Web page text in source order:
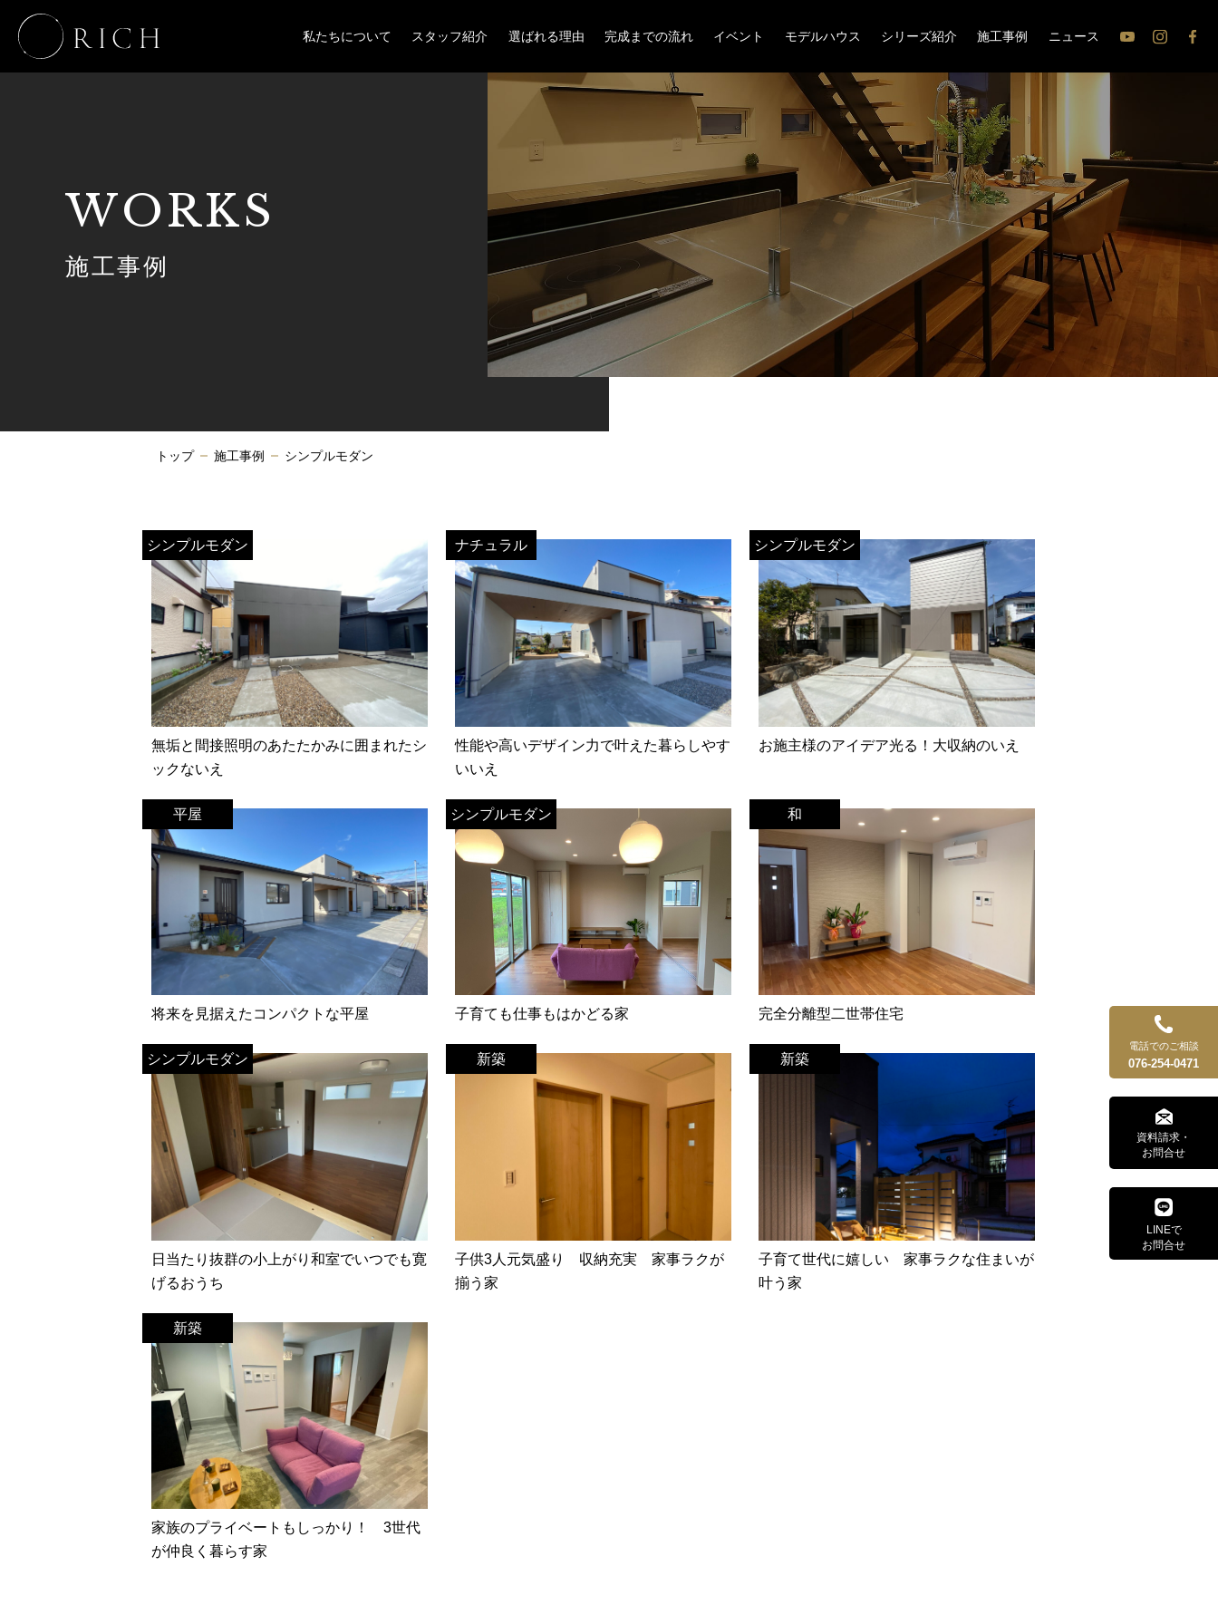
私たちについて スタッフ紹介 選ばれる理由 完成までの流れ イベント モデルハウス シリーズ紹介 施工事例 ニュース
ャ
ン
ネ
ル
WORKS
施工事例
トップ 施工事例 シンプルモダン
シンプルモダン
無垢と間接照明のあたたかみに囲まれたシ
ックないえ
ナチュラル
性能や高いデザイン力で叶えた暮らしやす
いいえ
シンプルモダン
お施主様のアイデア光る！大収納のいえ
平屋
将来を見据えたコンパクトな平屋
シンプルモダン
子育ても仕事もはかどる家
和
完全分離型二世帯住宅
シンプルモダン
日当たり抜群の小上がり和室でいつでも寛
げるおうち
新築
子供3人元気盛り 収納充実 家事ラクが
揃う家
新築
子育て世代に嬉しい 家事ラクな住まいが
叶う家
新築
家族のプライベートもしっかり！ 3世代
が仲良く暮らす家
電話でのご相談
076-254-0471
資料請求・
お問合せ
LINEで
お問合せ